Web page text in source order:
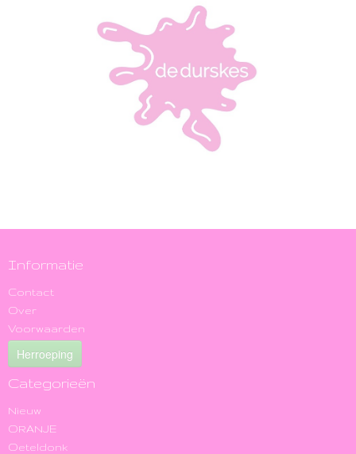
Informatie
Contact
Over
Voorwaarden
Herroeping
Categorieën
Nieuw
ORANJE
Oeteldonk